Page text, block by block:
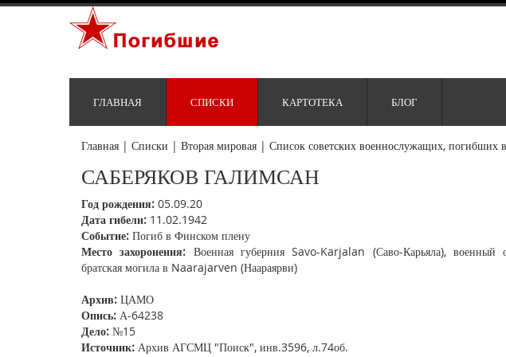
ГЛАВНАЯ СПИСКИ КАРТОТЕКА БЛОГ
Главная | Списки | Вторая мировая | Список советских военнослужащих,
САБЕРЯКОВ ГАЛИМСАН
Год рождения: 05.09.20
Дата гибели: 11.02.1942
Событие: Погиб в Финском плену
Место захоронения: Военная губерния Savo-Karjalan (Саво-Карьяла),
братская могила в Naarajarven (Наараярви)
Архив: ЦАМО
Опись: А-64238
Дело: №15
Источник: Архив АГСМЦ "Поиск", инв.3596, л.74об.